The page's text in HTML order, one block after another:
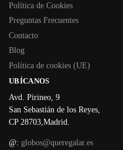
Política de Cookies
Preguntas Frecuentes
Contacto
Blog
Política de cookies (UE)
UBÍCANOS
Avd. Pirineo, 9
San Sebastián de los Reyes,
CP 28703,Madrid.
@: globos@queregalar.es